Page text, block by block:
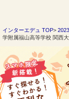
ド
ッ
ト
コ
ム
インターエデュ TOP
学附属福山高等学校 関西